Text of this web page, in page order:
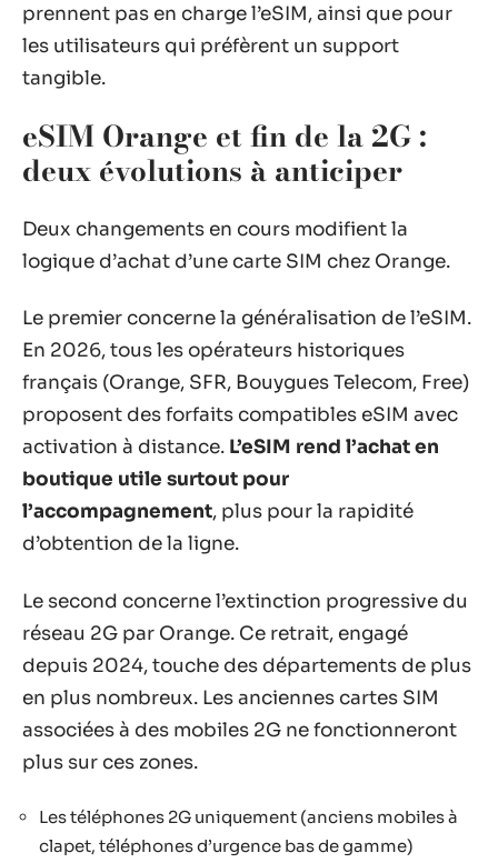
prennent pas en charge l’eSIM, ainsi que pour
les utilisateurs qui préfèrent un support
tangible.
eSIM Orange et fin de la 2G :
deux évolutions à anticiper
Deux changements en cours modifient la
logique d’achat d’une carte SIM chez Orange.
Le premier concerne la généralisation de l’eSIM.
En 2026, tous les opérateurs historiques
français (Orange, SFR, Bouygues Telecom, Free)
proposent des forfaits compatibles eSIM avec
activation à distance. L’eSIM rend l’achat en
boutique utile surtout pour
l’accompagnement, plus pour la rapidité
d’obtention de la ligne.
Le second concerne l’extinction progressive du
réseau 2G par Orange. Ce retrait, engagé
depuis 2024, touche des départements de plus
en plus nombreux. Les anciennes cartes SIM
associées à des mobiles 2G ne fonctionneront
plus sur ces zones.
Les téléphones 2G uniquement (anciens mobiles à
clapet, téléphones d’urgence bas de gamme)